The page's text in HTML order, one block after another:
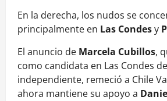
En la derecha, los nudos se
principalmente en Las Condesy
El anuncio de Marcela Cubillos,
como candidata en Las Condes
independiente, remeció a Chile
ahora mantiene su apoyo a